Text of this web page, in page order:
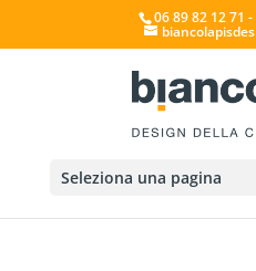
06 89 82 12 71
Seleziona una pagina